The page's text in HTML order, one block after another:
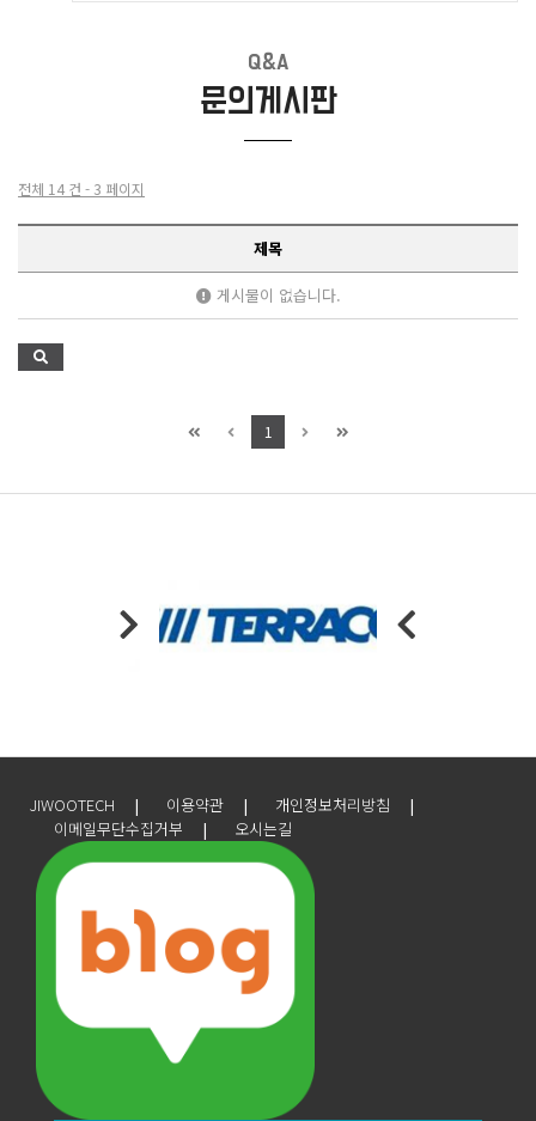
Q&A
문의게시판
전체 14 건 - 3 페이지
제목
게시물이 없습니다.
1
JIWOOTECH 이용약관
개인정보처리방침
이메일무단수집거부
오시는길